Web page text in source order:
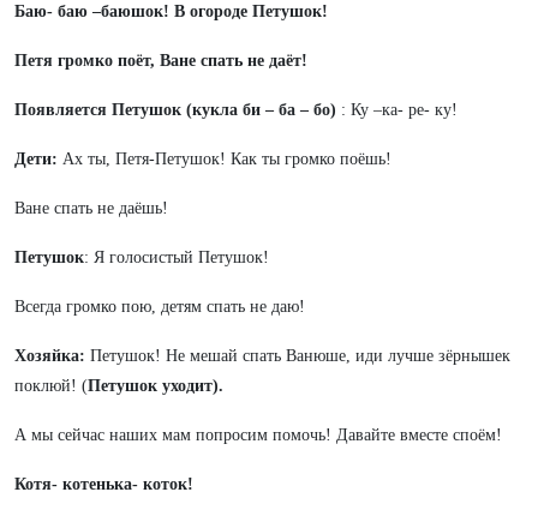
Баю- баю –баюшок! В огороде Петушок!
Петя громко поёт, Ване спать не даёт!
Появляется Петушок (кукла би – ба – бо) : Ку –ка- ре- ку!
Дети: Ах ты, Петя-Петушок! Как ты громко поёшь!
Ване спать не даёшь!
Петушок: Я голосистый Петушок!
Всегда громко пою, детям спать не даю!
Хозяйка: Петушок! Не мешай спать Ванюше, иди лучше зёрнышек
поклюй! (Петушок уходит).
А мы сейчас наших мам попросим помочь! Давайте вместе споём!
Котя- котенька- коток!